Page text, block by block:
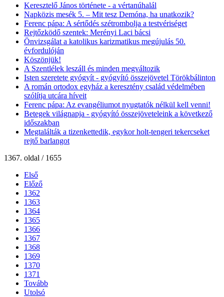
Keresztelő János története - a vértanúhalál
Napközis mesék 5. – Mit tesz Demóna, ha unatkozik?
Ferenc pápa: A sértődés szétrombolja a testvériséget
Rejtőzködő szentek: Merényi Laci bácsi
Önvizsgálat a katolikus karizmatikus megújulás 50.
évfordulóján
Köszönjük!
A Szentlélek leszáll és minden megváltozik
Isten szeretete gyógyít - gyógyító összejövetel Törökbálinton
A román ortodox egyház a keresztény család védelmében
szólítja utcára híveit
Ferenc pápa: Az evangéliumot nyugtatók nélkül kell venni!
Betegek világnapja - gyógyító összejöveteleink a következő
időszakban
Megtalálták a tizenkettedik, egykor holt-tengeri tekercseket
rejtő barlangot
1367. oldal / 1655
Első
Előző
1362
1363
1364
1365
1366
1367
1368
1369
1370
1371
Tovább
Utolsó